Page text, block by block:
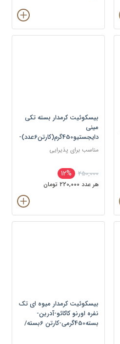
بیسکوئیت کرمدار بسته تکی
مینی
دایجستیو450گرم(کارتن6عدد)-
اورنو-آدرین/کارتن-عدد
مناسب برای پذیرایی
250,000
12%
هر عدد 220,000 تومان
بیسکوئیت کرمدار میوه ای تک
نفره اورنو کاکائو-آدرین-
بسته450گرمی-کارتن 6بسته/